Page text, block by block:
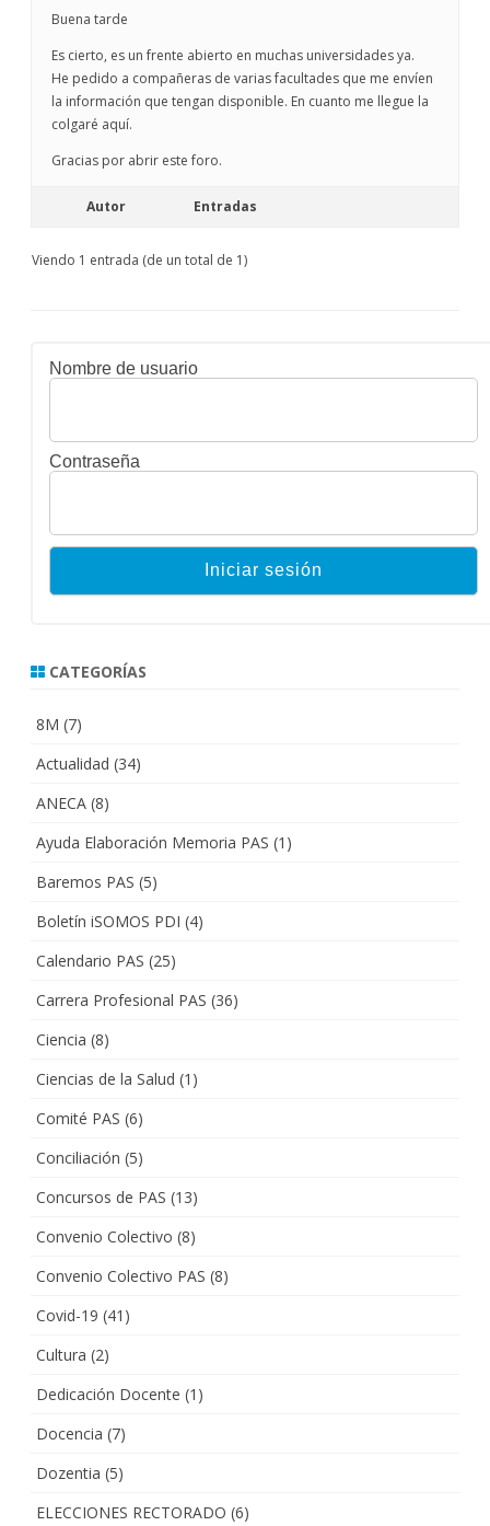
Buena tarde
Es cierto, es un frente abierto en muchas universidades ya.
He pedido a compañeras de varias facultades que me envíen
la información que tengan disponible. En cuanto me llegue la
colgaré aquí.
Gracias por abrir este foro.
Autor Entradas
Viendo 1 entrada (de un total de 1)
Nombre de usuario
Contraseña
CATEGORÍAS
8M (7)
Actualidad (34)
ANECA (8)
Ayuda Elaboración Memoria PAS (1)
Baremos PAS (5)
Boletín iSOMOS PDI (4)
Calendario PAS (25)
Carrera Profesional PAS (36)
Ciencia (8)
Ciencias de la Salud (1)
Comité PAS (6)
Conciliación (5)
Concursos de PAS (13)
Convenio Colectivo (8)
Convenio Colectivo PAS (8)
Covid-19 (41)
Cultura (2)
Dedicación Docente (1)
Docencia (7)
Dozentia (5)
ELECCIONES RECTORADO (6)